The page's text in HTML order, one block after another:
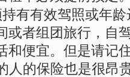
有有效驾照或年龄
或者组团旅行，自
和便宜。但是请记
人的保险也是很昂